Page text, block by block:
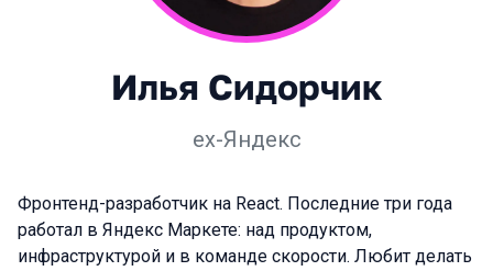
Илья Сидорчик
ex-Яндекс
Фронтенд-разработчик на React. Последние три года
работал в Яндекс Маркете: над продуктом,
инфраструктурой и в команде скорости. Любит делать